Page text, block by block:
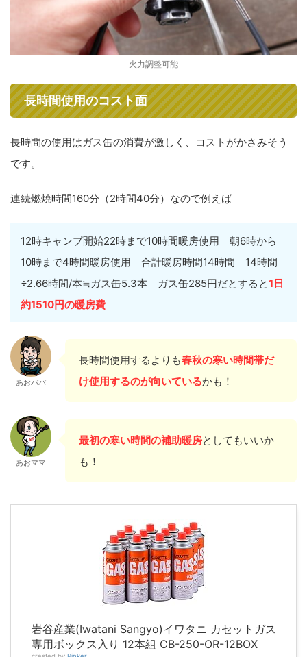
火力調整可能
長時間使用のコスト面
長時間の使用はガス缶の消費が激しく、コストがかさみそう
です。
連続燃焼時間160分（2時間40分）なので例えば
12時キャンプ開始22時まで10時間暖房使用 朝6時から
10時まで4時間暖房使用 合計暖房時間14時間 14時間
÷2.66時間/本≒ガス缶5.3本 ガス缶285円だとすると1日
約1510円の暖房費
あおパパ
長時間使用するよりも春秋の寒い時間帯だ
け使用するのが向いているかも！
あおママ
最初の寒い時間の補助暖房としてもいいか
も！
岩谷産業(Iwatani Sangyo)イワタニ カセットガス
専用ボックス入り 12本組 CB-250-OR-12BOX